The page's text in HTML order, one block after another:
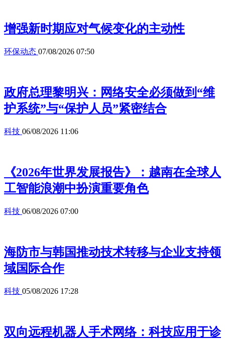
增强新时期应对气候变化的主动性
环保动态 07/08/2026 07:50
政府总理黎明兴：网络安全必须做到“维
护系统”与“保护人员”紧密结合
科技 06/08/2026 11:06
《2026年世界发展报告》：越南在全球人
工智能浪潮中扮演重要角色
科技 06/08/2026 07:00
海防市与韩国推动技术转移与企业支持领
域国际合作
科技 05/08/2026 17:28
双向远程机器人手术网络：科技应用于诊